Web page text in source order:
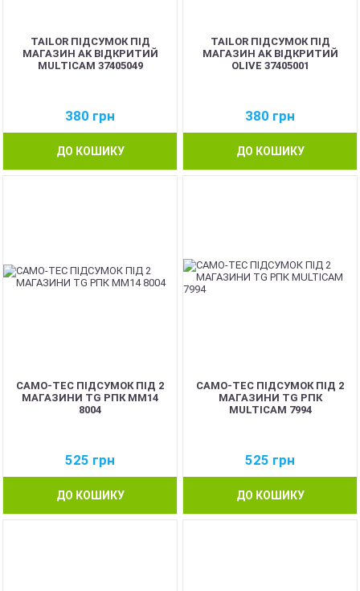
TAILOR ПІДСУМОК ПІД
МАГАЗИН AK ВІДКРИТИЙ
MULTICAM 37405049
380 грн
ДО КОШИКУ
TAILOR ПІДСУМОК ПІД
МАГАЗИН AK ВІДКРИТИЙ
OLIVE 37405001
380 грн
ДО КОШИКУ
CAMO-TEC ПІДСУМОК ПІД 2
МАГАЗИНИ TG РПК ММ14
8004
525 грн
ДО КОШИКУ
CAMO-TEC ПІДСУМОК ПІД 2
МАГАЗИНИ TG РПК
MULTICAM 7994
525 грн
ДО КОШИКУ